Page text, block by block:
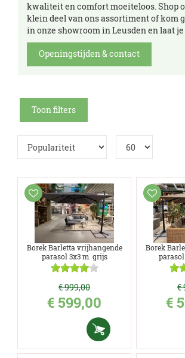
kwaliteit en comfort moeiteloos. Shop
klein deel van ons assortiment of kom
in onze showroom in Leusden en laat
Openingstijden & contact
Toon filters
Borek Barletta vrijhangende
parasol 3x3 m. grijs
€999,00
€599,00
Borek
parasol
€
€